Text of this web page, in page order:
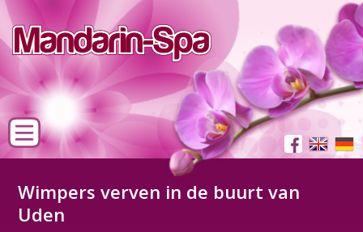
Wimpers verven in de buurt van
Uden